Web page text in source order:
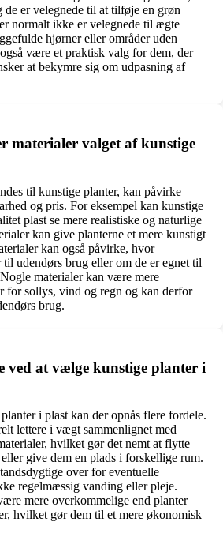
de er velegnede til at tilføje en grøn
normalt ikke er velegnede til ægte
hjørner eller områder uden
være et praktisk valg for dem, der
at bekymre sig om udpasning af
materialer valget af kunstige
til kunstige planter, kan påvirke
og pris. For eksempel kan kunstige
plast se mere realistiske og naturlige
kan give planterne et mere kunstigt
kan også påvirke, hvor
til udendørs brug eller om de er egnet til
materialer kan være mere
for sollys, vind og regn og kan derfor
brug.
ved at vælge kunstige planter i
i plast kan der opnås flere fordele.
lettere i vægt sammenlignet med
hvilket gør det nemt at flytte
give dem en plads i forskellige rum.
over for eventuelle
regelmæssig vanding eller pleje.
mere overkommelige end planter
hvilket gør dem til et mere økonomisk